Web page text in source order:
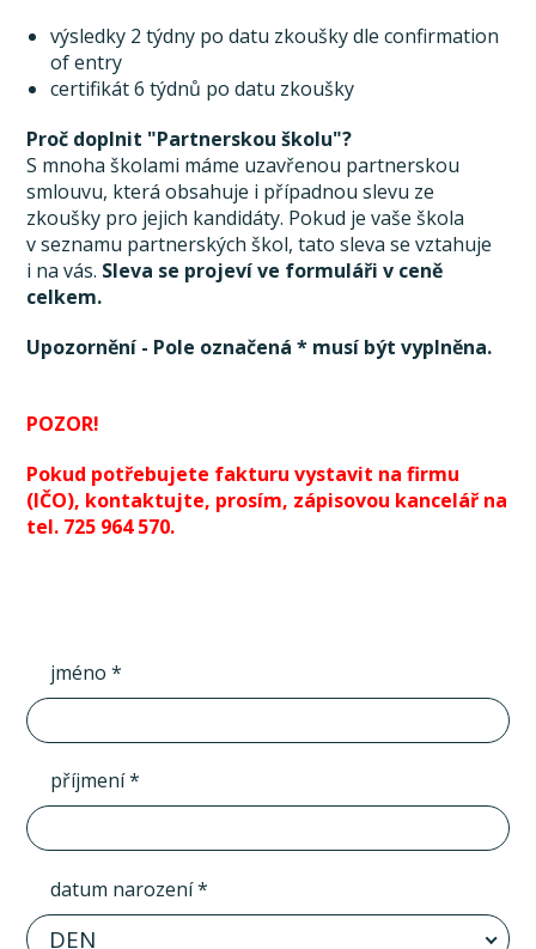
výsledky 2 týdny po datu zkoušky dle confirmation
of entry
certifikát 6 týdnů po datu zkoušky
Proč doplnit "Partnerskou školu"?
S mnoha školami máme uzavřenou partnerskou
smlouvu, která obsahuje i případnou slevu ze
zkoušky pro jejich kandidáty. Pokud je vaše škola
v seznamu partnerských škol, tato sleva se vztahuje
i na vás. Sleva se projeví ve formuláři v ceně
celkem.
Upozornění - Pole označená * musí být vyplněna.
POZOR!
Pokud potřebujete fakturu vystavit na firmu
(IČO), kontaktujte, prosím, zápisovou kancelář na
tel. 725 964 570.
jméno *
příjmení *
datum narození *
DEN